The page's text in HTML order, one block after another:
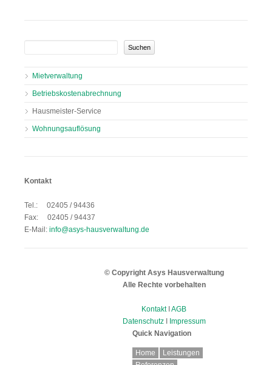
Navigation
Mietverwaltung
Betriebskostenabrechnung
Hausmeister-Service
Wohnungsauflösung
Kontakt
Tel.: 02405 / 94436
Fax: 02405 / 94437
E-Mail: info@asys-hausverwaltung.de
© Copyright Asys Hausverwaltung
Alle Rechte vorbehalten
KontaktI AGB
DatenschutzI
Impressum
Quick Navigation
Navigation
überspringen
Home
Leistungen